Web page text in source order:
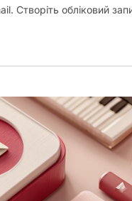
Створіть обліковий